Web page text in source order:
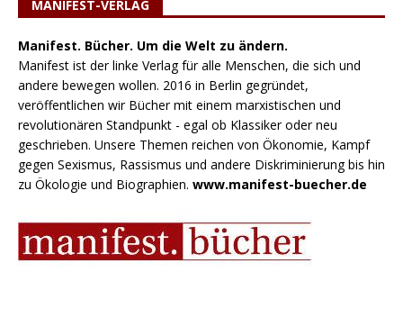
MANIFEST-VERLAG
Manifest. Bücher. Um die Welt zu ändern.
Manifest ist der linke Verlag für alle Menschen, die sich und
andere bewegen wollen. 2016 in Berlin gegründet,
veröffentlichen wir Bücher mit einem marxistischen und
revolutionären Standpunkt - egal ob Klassiker oder neu
geschrieben. Unsere Themen reichen von Ökonomie, Kampf
gegen Sexismus, Rassismus und andere Diskriminierung bis hin
zu Ökologie und Biographien. www.manifest-buecher.de